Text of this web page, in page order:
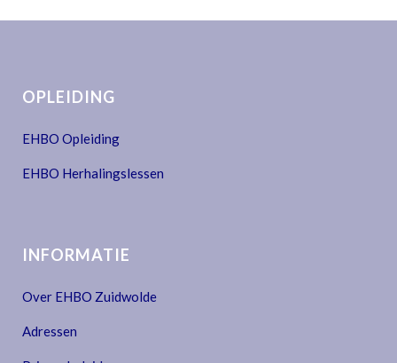
OPLEIDING
EHBO Opleiding
EHBO Herhalingslessen
INFORMATIE
Over EHBO Zuidwolde
Adressen